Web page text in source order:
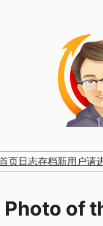
页日志存档新用户请
Photo of